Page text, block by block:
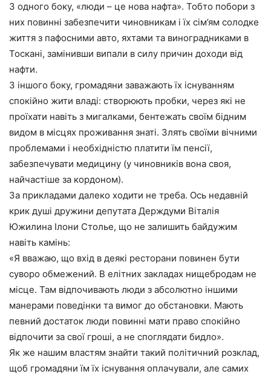
З одного боку, «люди – це нова нафта». Тобто побори з
них повинні забезпечити чиновникам і їх сім’ям солодке
життя з пафосними авто, яхтами та виноградниками в
Тоскані, замінивши випали в силу причин доходи від
нафти.
З іншого боку, громадяни заважають їх існуванням
спокійно жити владі: створюють пробки, через які не
проїхати навіть з мигалками, бентежать своїм бідним
видом в місцях проживання знаті. Злять своїми вічними
проблемами і необхідністю платити їм пенсії,
забезпечувати медицину (у чиновників вона своя,
найчастіше за кордоном).
За прикладами далеко ходити не треба. Ось недавній
крик душі дружини депутата Держдуми Віталія
Южилина Ілони Столье, що не залишить байдужим
навіть камінь:
«Я вважаю, що вхід в деякі ресторани повинен бути
суворо обмежений. В елітних закладах нищебродам не
місце. Там відпочивають люди з абсолютно іншими
манерами поведінки та вимог до обстановки. Мають
певний достаток люди повинні мати право спокійно
відпочити за свої гроші, а не споглядати бидло».
Як же нашим властям знайти такий політичний розклад,
щоб громадяни їм їх існування оплачували, але самих